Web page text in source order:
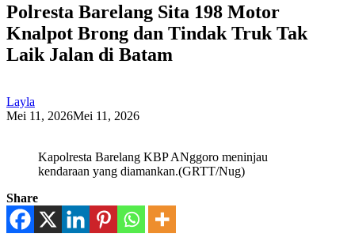
Polresta Barelang Sita 198 Motor
Knalpot Brong dan Tindak Truk Tak
Laik Jalan di Batam
Layla
Mei 11, 2026Mei 11, 2026
Kapolresta Barelang KBP ANggoro meninjau
kendaraan yang diamankan.(GRTT/Nug)
Share